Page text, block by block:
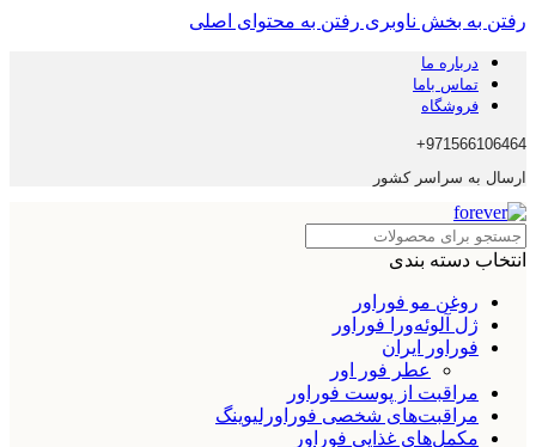
رفتن به بخش ناوبری رفتن به محتوای اصلی
درباره ما
تماس باما
فروشگاه
971566106464+
ارسال به سراسر کشور
انتخاب دسته بندی
روغن مو فوراور
ژل آلوئه‌ورا فوراور
فوراور ایران
عطر فور اور
مراقبت از پوست فوراور
مراقبت‌های شخصی فوراورلیوینگ
مکمل‌های غذایی فوراور